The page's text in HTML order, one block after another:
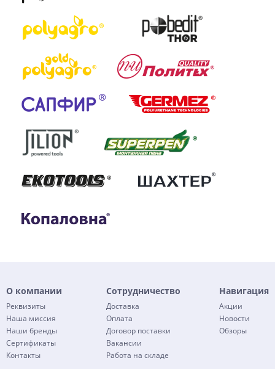
О компании
Реквизиты
Наша миссия
Наши бренды
Сертификаты
Контакты
Сотрудничество
Доставка
Оплата
Договор поставки
Вакансии
Работа на складе
Навигация
Акции
Новости
Обзоры